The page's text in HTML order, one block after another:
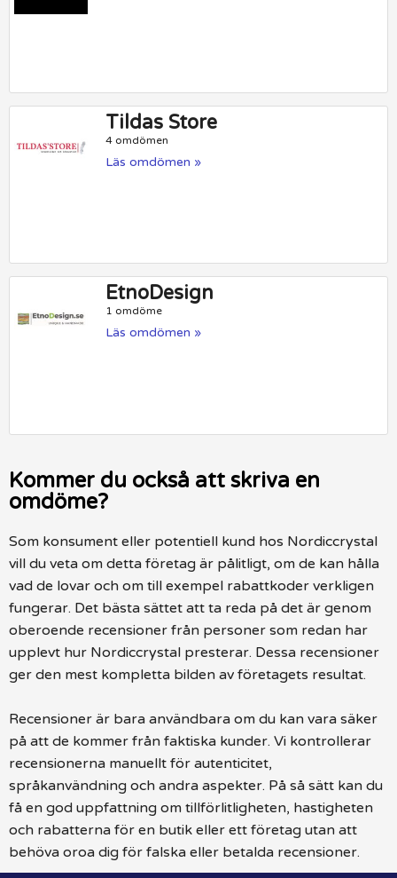
Tildas Store
4 omdömen
Läs omdömen »
EtnoDesign
1 omdöme
Läs omdömen »
Kommer du också att skriva en
omdöme?
Som konsument eller potentiell kund hos Nordiccrystal
vill du veta om detta företag är pålitligt, om de kan hålla
vad de lovar och om till exempel rabattkoder verkligen
fungerar. Det bästa sättet att ta reda på det är genom
oberoende recensioner från personer som redan har
upplevt hur Nordiccrystal presterar. Dessa recensioner
ger den mest kompletta bilden av företagets resultat.
Recensioner är bara användbara om du kan vara säker
på att de kommer från faktiska kunder. Vi kontrollerar
recensionerna manuellt för autenticitet,
språkanvändning och andra aspekter. På så sätt kan du
få en god uppfattning om tillförlitligheten, hastigheten
och rabatterna för en butik eller ett företag utan att
behöva oroa dig för falska eller betalda recensioner.